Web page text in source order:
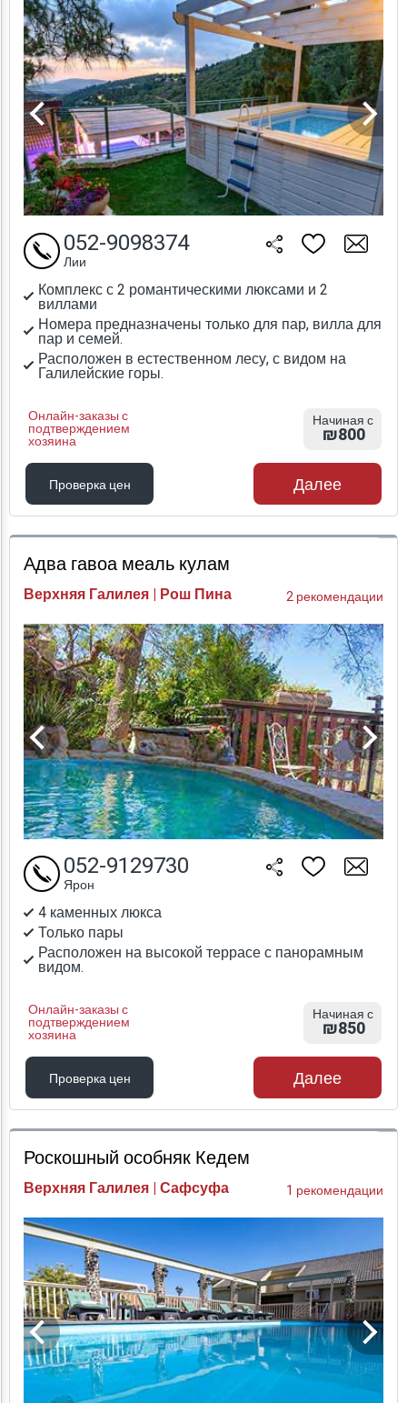
Комплекс с 2 романтическими люксами и 2
виллами
Номера предназначены только для пар, вилла для
пар и семей.
Расположен в естественном лесу, с видом на
Галилейские горы.
Онлайн-заказы с
подтверждением
хозяина
052-9098374
Лии
Начиная с
₪800
Проверка цен
Проверка цен
Далее
Адва гавоа меаль кулам
Верхняя Галилея | Рош Пина 2 рекомендации
4 каменных люкса
Только пары
Расположен на высокой террасе с панорамным
видом.
Онлайн-заказы с
подтверждением
хозяина
052-9129730
Ярон
Начиная с
₪850
Проверка цен
Проверка цен
Далее
Роскошный особняк Кедем
Верхняя Галилея | Сафсуфа 1 рекомендации